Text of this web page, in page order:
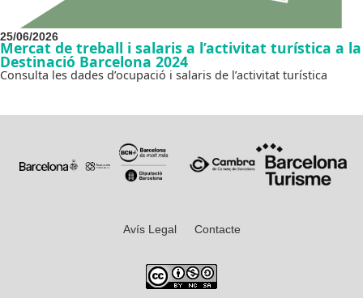
25/06/2026
Mercat de treball i salaris a l’activitat turística a la
Destinació Barcelona 2024
Consulta les dades d’ocupació i salaris de l’activitat turística
Avís Legal Contacte